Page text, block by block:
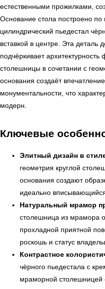
естественными прожилками,
Основание стола построено по
цилиндрический пьедестал
вставкой в центре. Эта деталь
подчёркивает
столешницы в сочетании с
основания создаёт
монументальности, что
модерн.
Ключевые
Элитный дизайн в
геометрия круглой
основания создают
идеально
Натуральный мрамор
столешница из мрамора
прохладной приятной
роскошь и статус
Контрастное
чёрного пьедестала с
мраморной столешницей